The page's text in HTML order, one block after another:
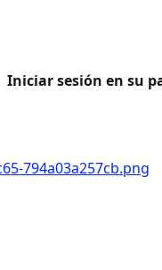
Iniciar sesión en su